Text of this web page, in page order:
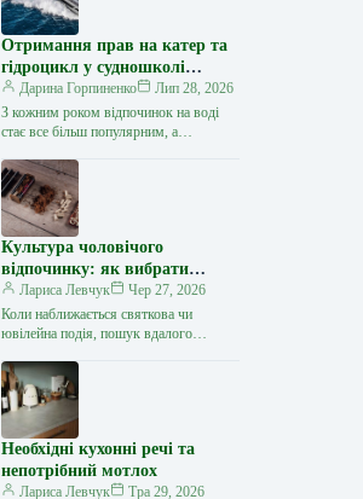
Отримання прав на катер та
гідроцикл у судношколі
«Либідь-А»: від теорії до
іспиту
Дарина Горпиненко
Лип 28, 2026
З кожним роком відпочинок на воді
стає все більш популярним, а
чи гідроциклом відкриває нові
горизонти…
Культура чоловічого
відпочинку: як вибрати
стильний та корисний
подарунок
Лариса Левчук
Чер 27, 2026
Коли наближається святкова чи
ювілейна подія, пошук вдалого
близької людини нерідко
перетворюється на складне завдання.
…
Необхідні кухонні речі та
непотрібний мотлох
Лариса Левчук Тра 29, 2026